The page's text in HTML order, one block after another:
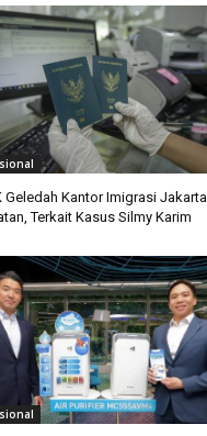
Geledah Kantor Imigrasi Jakarta
Terkait Kasus Silmy Karim